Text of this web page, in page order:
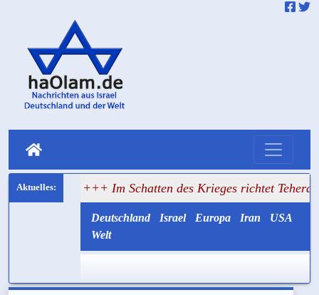
+++ Im Schatten des Krieges richtet Teheran weiter hin
Deutschland Israel Europa Iran
USA
Welt